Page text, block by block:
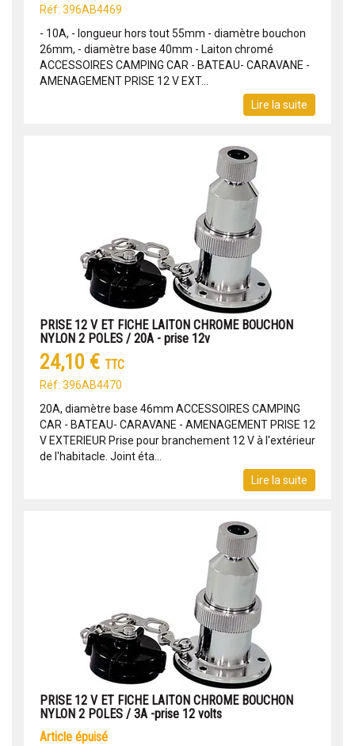
Réf: 396AB4469
- 10A, - longueur hors tout 55mm - diamètre bouchon
26mm, - diamètre base 40mm - Laiton chromé
ACCESSOIRES CAMPING CAR - BATEAU- CARAVANE -
AMENAGEMENT PRISE 12 V EXT...
Lire la suite
PRISE 12 V ET FICHE LAITON CHROME BOUCHON
NYLON 2 POLES / 20A - prise 12v
24,10 € TTC
Réf: 396AB4470
20A, diamètre base 46mm ACCESSOIRES CAMPING
CAR - BATEAU- CARAVANE - AMENAGEMENT PRISE 12
V EXTERIEUR Prise pour branchement 12 V à l'extérieur
de l'habitacle. Joint éta...
Lire la suite
PRISE 12 V ET FICHE LAITON CHROME BOUCHON
NYLON 2 POLES / 3A -prise 12 volts
article épuisé